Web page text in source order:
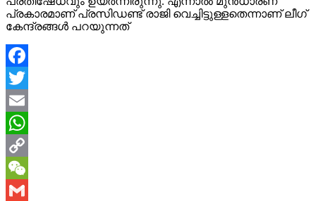
പ്രകാരമാണ് പ്രസിഡണ്ട് രാജി വെച്ചിട്ടുള്ളതെന്നാണ് ലീഗ്
കേന്ദ്രങ്ങൾ പറയുന്നത്
Facebook
Twitter
Email
WhatsApp
Copy
Link
WeChat